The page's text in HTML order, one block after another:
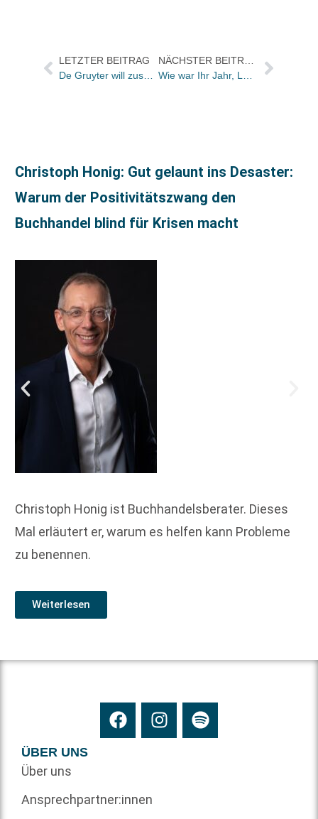
LETZTER BEITRAG
De Gruyter will zusammen mit dem Buchhandel an Endkunden verkaufen
Christoph Honig: Gut gelaunt ins Desaster:
Warum der Positivitätszwang den
Buchhandel blind für Krisen macht
Christoph Honig ist Buchhandelsberater. Dieses
Mal erläutert er, warum es helfen kann Probleme
zu benennen.
Weiterlesen
ÜBER UNS
Über uns
Ansprechpartner:innen